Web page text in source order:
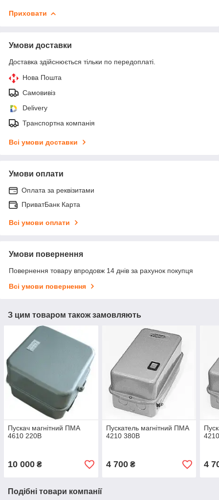
Приховати
Умови доставки
Доставка здійснюється тільки по передоплаті.
Нова Пошта
Самовивіз
Delivery
Транспортна компанія
Всі умови доставки
Умови оплати
Оплата за реквізитами
ПриватБанк Карта
Всі умови оплати
Умови повернення
Повернення товару впродовж 14 днів за рахунок покупця
Всі умови повернення
З цим товаром також замовляють
Пускач магнітний ПМА
4610 220В
10 000 ₴
Пускатель магнітний ПМА
4210 380В
4 700₴ 4
Подібні товари компанії